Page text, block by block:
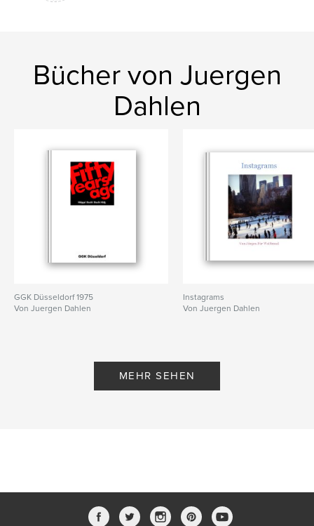
Bücher von Juergen
Dahlen
GGK Düsseldorf 1975
Von Juergen Dahlen
Instagrams
Von Juergen Dahlen
MEHR SEHEN